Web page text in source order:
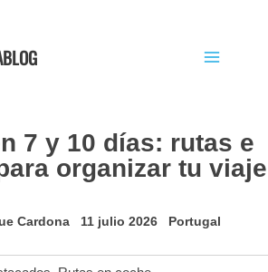
7 y 10 días: rutas e
organizar tu viaje
Cardona 11 julio 2026 Portugal